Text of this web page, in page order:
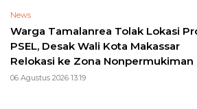
News
Warga Tamalanrea Tolak Lokasi
PSEL, Desak Wali Kota Makassar
Relokasi ke Zona Nonpermukiman
06 Agustus 2026 13:19